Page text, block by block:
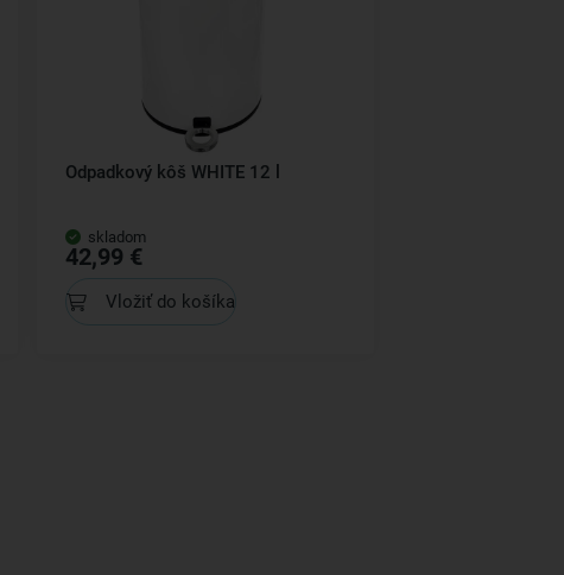
Odpadkový kôš WHITE 12 l
skladom
42,99 €
Vložiť do košíka